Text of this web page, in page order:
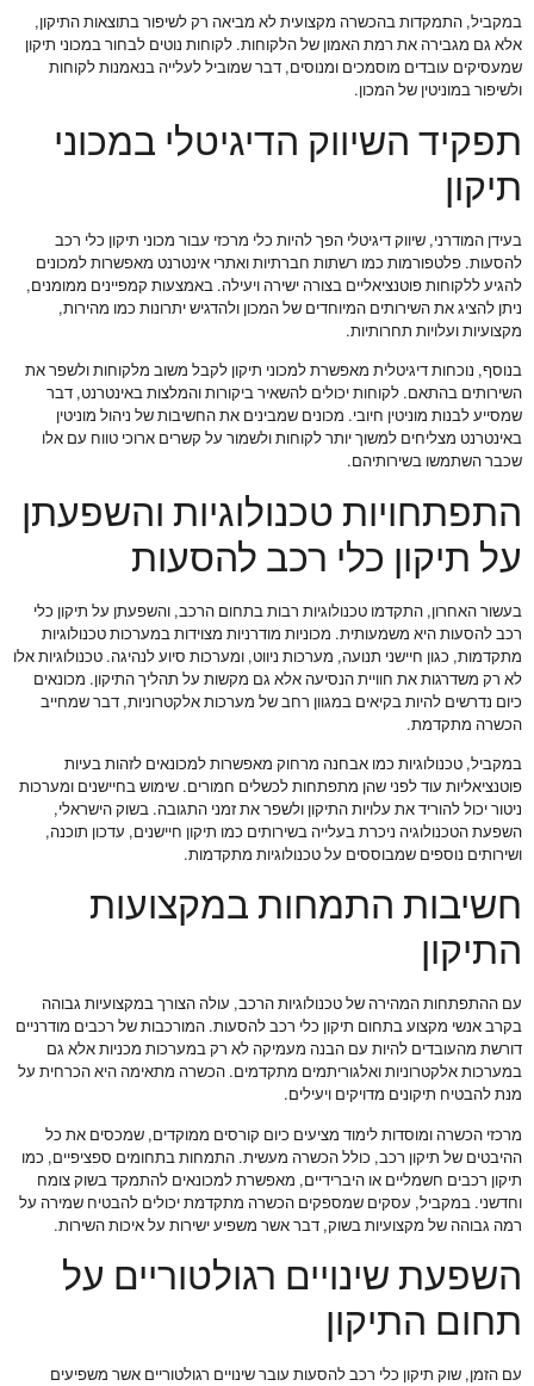
במקביל, התמקדות בהכשרה מקצועית לא מביאה רק לשיפור בתוצאות התיקון,
אלא גם מגבירה את רמת האמון של הלקוחות. לקוחות נוטים לבחור במכוני תיקון
שמעסיקים עובדים מוסמכים ומנוסים, דבר שמוביל לעלייה בנאמנות לקוחות
ולשיפור במוניטין של המכון.
תפקיד השיווק הדיגיטלי במכוני
תיקון
בעידן המודרני, שיווק דיגיטלי הפך להיות כלי מרכזי עבור מכוני תיקון כלי רכב
להסעות. פלטפורמות כמו רשתות חברתיות ואתרי אינטרנט מאפשרות למכונים
להגיע ללקוחות פוטנציאליים בצורה ישירה ויעילה. באמצעות קמפיינים ממומנים,
ניתן להציג את השירותים המיוחדים של המכון ולהדגיש יתרונות כמו מהירות,
מקצועיות ועלויות תחרותיות.
בנוסף, נוכחות דיגיטלית מאפשרת למכוני תיקון לקבל משוב מלקוחות ולשפר את
השירותים בהתאם. לקוחות יכולים להשאיר ביקורות והמלצות באינטרנט, דבר
שמסייע לבנות מוניטין חיובי. מכונים שמבינים את החשיבות של ניהול מוניטין
באינטרנט מצליחים למשוך יותר לקוחות ולשמור על קשרים ארוכי טווח עם אלו
שכבר השתמשו בשירותיהם.
התפתחויות טכנולוגיות והשפעתן
על תיקון כלי רכב להסעות
בעשור האחרון, התקדמו טכנולוגיות רבות בתחום הרכב, והשפעתן על תיקון כלי
רכב להסעות היא משמעותית. מכוניות מודרניות מצוידות במערכות טכנולוגיות
מתקדמות, כגון חיישני תנועה, מערכות ניווט, ומערכות סיוע לנהיגה. טכנולוגיות אלו
לא רק משדרגות את חוויית הנסיעה אלא גם מקשות על תהליך התיקון. מכונאים
כיום נדרשים להיות בקיאים במגוון רחב של מערכות אלקטרוניות, דבר שמחייב
הכשרה מתקדמת.
במקביל, טכנולוגיות כמו אבחנה מרחוק מאפשרות למכונאים לזהות בעיות
פוטנציאליות עוד לפני שהן מתפתחות לכשלים חמורים. שימוש בחיישנים ומערכות
ניטור יכול להוריד את עלויות התיקון ולשפר את זמני התגובה. בשוק הישראלי,
השפעת הטכנולוגיה ניכרת בעלייה בשירותים כמו תיקון חיישנים, עדכון תוכנה,
ושירותים נוספים שמבוססים על טכנולוגיות מתקדמות.
חשיבות התמחות במקצועות
התיקון
עם ההתפתחות המהירה של טכנולוגיות הרכב, עולה הצורך במקצועיות גבוהה
בקרב אנשי מקצוע בתחום תיקון כלי רכב להסעות. המורכבות של רכבים מודרניים
דורשת מהעובדים להיות עם הבנה מעמיקה לא רק במערכות מכניות אלא גם
במערכות אלקטרוניות ואלגוריתמים מתקדמים. הכשרה מתאימה היא הכרחית על
מנת להבטיח תיקונים מדויקים ויעילים.
מרכזי הכשרה ומוסדות לימוד מציעים כיום קורסים ממוקדים, שמכסים את כל
ההיבטים של תיקון רכב, כולל הכשרה מעשית. התמחות בתחומים ספציפיים, כמו
תיקון רכבים חשמליים או היברידיים, מאפשרת למכונאים להתמקד בשוק צומח
וחדשני. במקביל, עסקים שמספקים הכשרה מתקדמת יכולים להבטיח שמירה על
רמה גבוהה של מקצועיות בשוק, דבר אשר משפיע ישירות על איכות השירות.
השפעת שינויים רגולטוריים על
תחום התיקון
עם הזמן, שוק תיקון כלי רכב להסעות עובר שינויים רגולטוריים אשר משפיעים